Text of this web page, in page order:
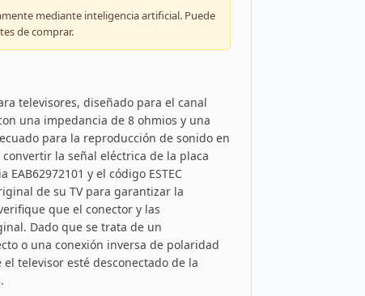
mediante inteligencia artificial. Puede
de comprar.
televisores, diseñado para el canal
una impedancia de 8 ohmios y una
para la reproducción de sonido en
la señal eléctrica de la placa
y el código ESTEC
de su TV para garantizar la
que el conector y las
Dado que se trata de un
o una conexión inversa de polaridad
televisor esté desconectado de la